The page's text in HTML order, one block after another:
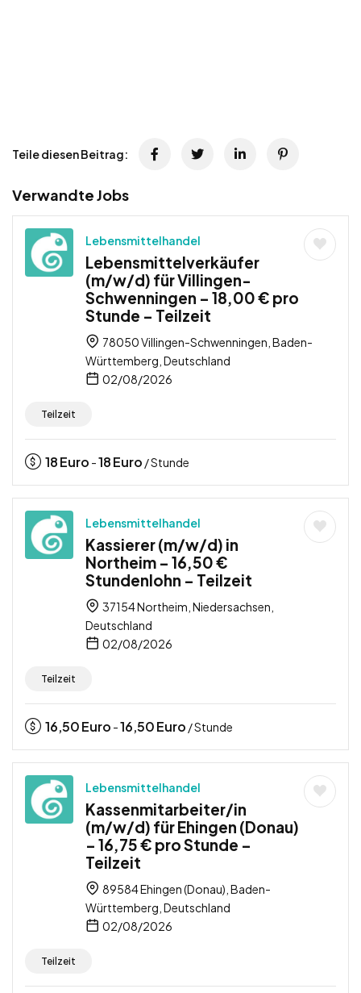
Teile diesen Beitrag:
Verwandte Jobs
Lebensmittelhandel
Lebensmittelverkäufer
(m/w/d) für Villingen-
Schwenningen – 18,00 € pro
Stunde – Teilzeit
78050 Villingen-Schwenningen, Baden-
Württemberg, Deutschland
02/08/2026
Teilzeit
18Euro -18Euro / Stunde
Lebensmittelhandel
Kassierer (m/w/d) in
Northeim – 16,50 €
Stundenlohn – Teilzeit
37154 Northeim, Niedersachsen,
Deutschland
02/08/2026
Teilzeit
16,50Euro -16,50Euro / Stunde
Lebensmittelhandel
Kassenmitarbeiter/in
(m/w/d) für Ehingen (Donau)
– 16,75 € pro Stunde –
Teilzeit
89584 Ehingen (Donau), Baden-
Württemberg, Deutschland
02/08/2026
Teilzeit